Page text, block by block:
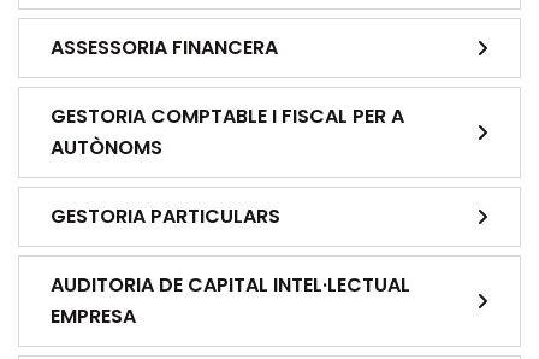
ASSESSORIA FINANCERA
GESTORIA COMPTABLE I FISCAL PER A
AUTÒNOMS
GESTORIA PARTICULARS
AUDITORIA DE CAPITAL INTEL·LECTUAL
EMPRESA